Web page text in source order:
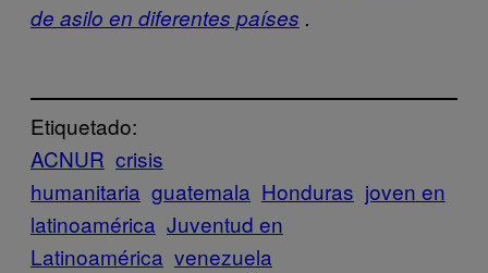
de asilo en diferentes países .
Etiquetado:
ACNUR crisis
humanitaria guatemala Honduras joven en
latinoamérica Juventud en
Latinoamérica venezuela